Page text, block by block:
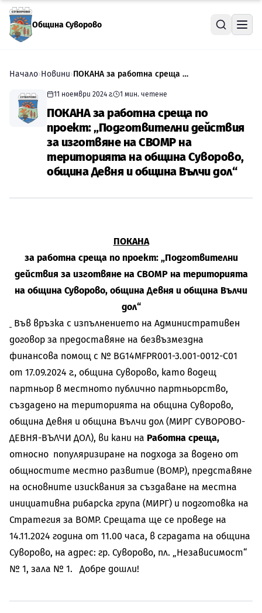
Прескочи към съдържанието
Община Суворово
Начало›Новини› ПОКАНА за работна среща по проект: „Подготвителни действия за изготвяне на СВОМР на територията на община Суворово, община Девня и община Вълчи дол“
11 ноември 2024 г. 1 мин. четене
ПОКАНА за работна среща по
проект: „Подготвителни действия
за изготвяне на СВОМР на
територията на община Суворово,
община Девня и община Вълчи дол“
ПОКАНА
за работна среща по проект: „Подготвителни
действия за изготвяне на СВОМР на територията
на община Суворово, община Девня и община Вълчи
дол“
Във връзка с изпълнението на Административен
договор за предоставяне на безвъзмездна
финансова помощ с № BG14MFPR001-3.001-0012-C01
от 17.09.2024 г., община Суворово, като водещ
партньор в местното публично партньорство,
създадено на територията на община Суворово,
община Девня и община Вълчи дол (МИРГ СУВОРОВО-
ДЕВНЯ-ВЪЛЧИ ДОЛ), ви кани на Работна среща,
относно популяризиране на подхода за водено от
общностите местно развитие (ВОМР), представяне
на основните изисквания за създаване на местна
инициативна рибарска група (МИРГ) и подготовка на
Стратегия за ВОМР. Срещата ще се проведе на
14.11.2024 година от 11.00 часа, в сградата на община
Суворово, на адрес: гр. Суворово, пл. „Независимост“
№ 1, зала № 1. Добре дошли!